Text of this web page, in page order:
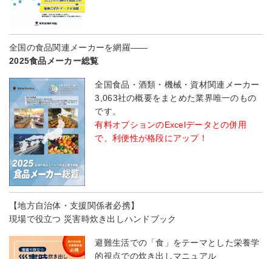
全国の食品関連メーカーを網羅――
2025食品メーカー総覧
全国食品・酒類・機械・資材関連メーカー
3,063社の概要をまとめた業界唯一のもの
です。
有料オプションのExcelデータとの併用
で、利便性が格段にアップ！
【地方自治体・支援関係者必携】
現場で役立つ 災害時炊き出しハンドブック
避難生活での「食」をテーマとした栄養学
的視点での炊き出しマニュアル